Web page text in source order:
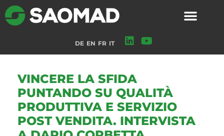
DE EN FR IT
VINCERE LA SFIDA
PUNTANDO SU QUALITÀ
PRODUTTIVA E SERVIZIO
POST VENDITA. INTERVISTA